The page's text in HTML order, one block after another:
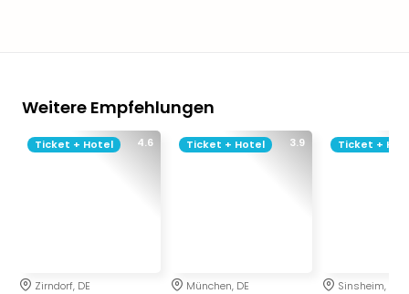
Weitere Empfehlungen
4.6
Ticket + Hotel
Zirndorf, DE
3.9
Ticket + Hotel
München, DE
Ticket +
Sinsheim, DE